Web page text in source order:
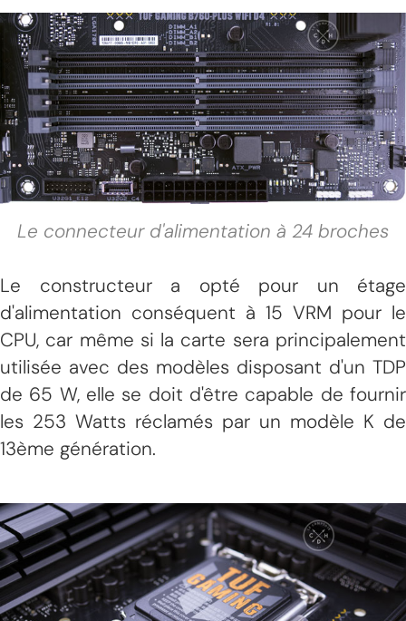
Le connecteur d'alimentation à 24 broches
Le constructeur a opté pour un étage
d'alimentation conséquent à 15 VRM pour le
CPU, car même si la carte sera principalement
utilisée avec des modèles disposant d'un TDP
de 65 W, elle se doit d'être capable de fournir
les 253 Watts réclamés par un modèle K de
13ème génération.